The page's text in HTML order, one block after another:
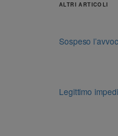
ALTRI ARTICOLI
Sospeso
Legittimo